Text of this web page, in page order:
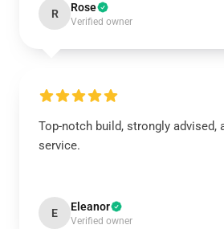
R Rose
Verified owner
Top-notch build, strongly advised,
service.
E Eleanor
Verified owner